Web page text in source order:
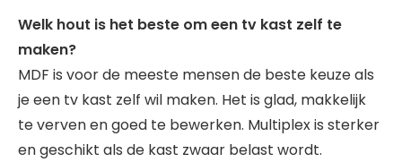
Welk hout is het beste om een tv kast zelf te
maken?
MDF is voor de meeste mensen de beste keuze als
je een tv kast zelf wil maken. Het is glad, makkelijk
te verven en goed te bewerken. Multiplex is sterker
en geschikt als de kast zwaar belast wordt.